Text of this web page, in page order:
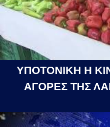
ΥΠΟΤΟΝΙΚΗ Η
ΑΓΟΡΕΣ ΤΗΣ